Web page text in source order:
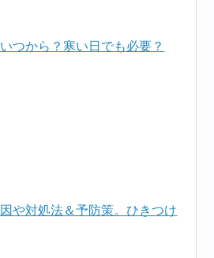
つから？寒い日でも必要？
や対処法＆予防策。ひきつけ